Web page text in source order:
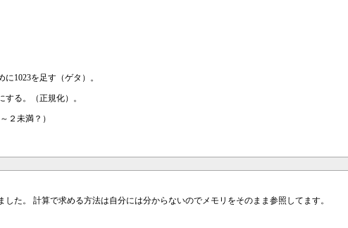
1023を足す（ゲタ）。
る。（正規化）。
２未満？）
た。 計算で求める方法は自分には分からないのでメモリをそのまま参照してます。